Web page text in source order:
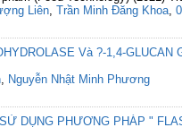
Liên, Trần Minh Đăng Khoa,
Và ?-1,4-
, Nguyễn Nhật Minh Phương
DỤNG PHƯƠNG PHÁP "